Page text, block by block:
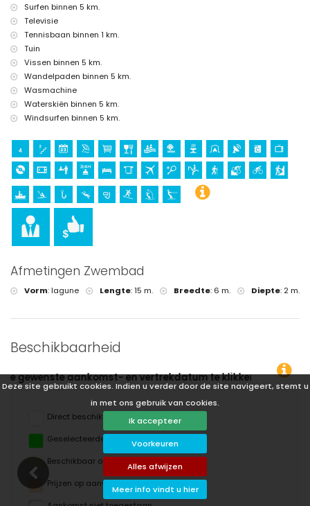
Deze site gebruikt cookies. Indien u verder door de site navigeert, stemt u
in met ons gebruik van cookies.
Ik accepteer
Voorkeuren
Alles afwijzen
Meer info vindt u hier
Sport
paardrijden, wandelen, mountainbiken, fietsen, klimmen, kanoën,
kajakken, vissen, duiken, snorkelen, surfen, windsurfen en waterskiën
(binnen 5 kilometer van het huis)
golf (Javea Golf) (binnen 10 kilometer van het huis)
Surfen binnen 5 km.
Televisie
Tennisbaan binnen 1 km.
Tuin
Vissen binnen 5 km.
Wandelpaden binnen 5 km.
Wasmachine
Waterskiën binnen 5 km.
Windsurfen binnen 5 km.
Afmetingen Zwembad
Vorm:lagune Lengte:15 m. Breedte: 6 m. Diepte: 2 m.
Beschikbaarheid
klikken!
Direct beschikbaar
Geselecteerde data
Beschikbaar op aanvraag
Prijzen op aanvraag